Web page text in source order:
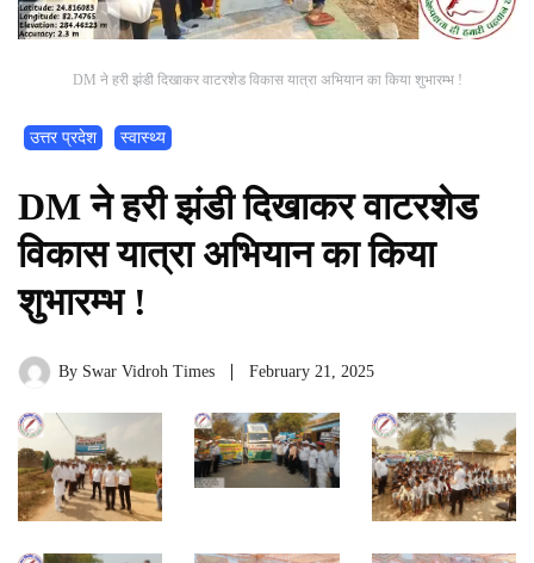
DM ने हरी झंडी दिखाकर वाटरशेड विकास यात्रा अभियान का किया शुभारम्भ !
उत्तर प्रदेश स्वास्थ्य
DM ने हरी झंडी दिखाकर वाटरशेड
विकास यात्रा अभियान का किया
शुभारम्भ !
By Swar Vidroh Times February 21, 2025